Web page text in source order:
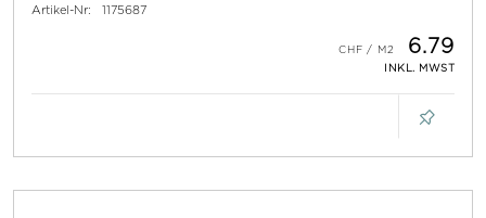
Artikel-Nr: 1175687
6.79
INKL. MWST